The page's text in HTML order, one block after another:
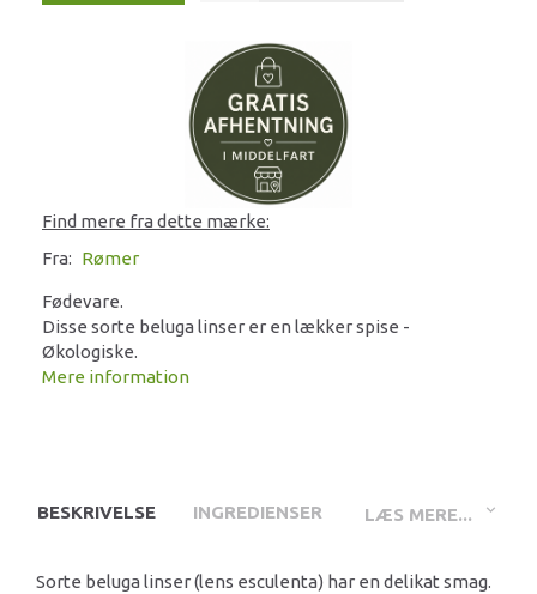
Find mere fra dette mærke:
Fra: Rømer
Fødevare.
Disse sorte beluga linser er en lækker spise -
Økologiske.
Mere information
LÆS MERE...
BESKRIVELSE INGREDIENSER
Sorte beluga linser (lens esculenta) har en delikat smag.